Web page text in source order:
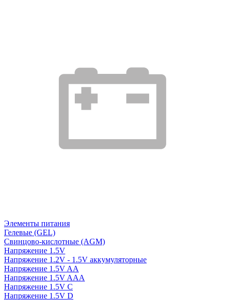
Элементы питания
Гелевые (GEL)
Свинцово-кислотные (AGM)
Напряжение 1.5V
Напряжение 1.2V - 1.5V аккумуляторные
Напряжение 1.5V AA
Напряжение 1.5V AAA
Напряжение 1.5V C
Напряжение 1.5V D